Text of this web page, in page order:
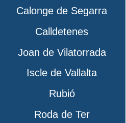
Calonge de Segarra
Calldetenes
Joan de Vilatorrada
Iscle de Vallalta
Rubió
Roda de Ter